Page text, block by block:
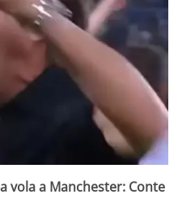
vola a Manchester: Conte